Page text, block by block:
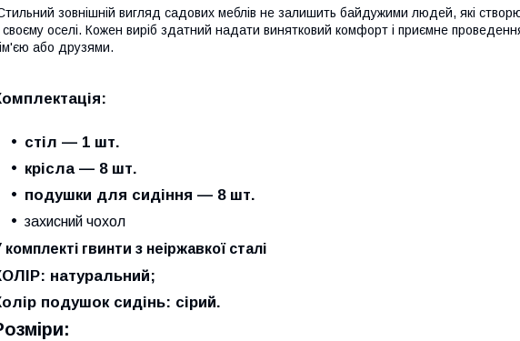
зовнішній вигляд садових меблів не залишить байдужими людей, які
своєму оселі. Кожен виріб здатний надати винятковий комфорт і приємне
або друзями.
:
стіл — 1 шт.
крісла — 8 шт.
подушки для сидіння — 8 шт.
захисний чохол
комплекті гвинти з неіржавкої сталі
: натуральний;
подушок сидінь: сірий.